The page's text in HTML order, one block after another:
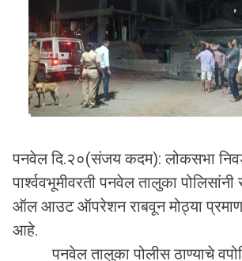
पनवेल दि.२०(संजय कदम): लोकसभा
पार्श्ववभूमीवरती पनवेल तालुका पोलिसांनी
ऑल आउट ऑपरेशन राबवून मोठ्या
आहे.
पनवेल तालुका पोलीस ठाण्याचे